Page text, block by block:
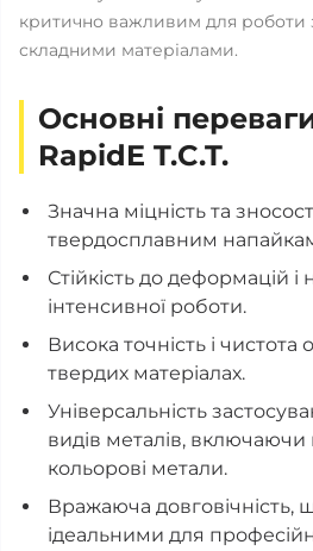
критично важливим для роботи
складними матеріалами.
Основні
RapidE T.C.T.
Значна міцність та
твердосплавним
Стійкість до деформацій і
інтенсивної роботи.
Висока точність і чистота
твердих матеріалах.
Універсальність
видів металів, включаючи
кольорові метали.
Вражаюча довговічність,
ідеальними для